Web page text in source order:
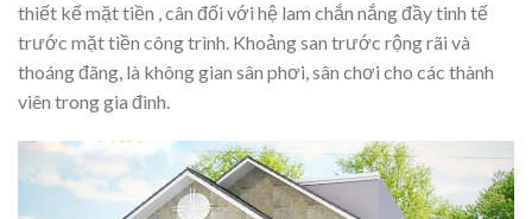
thiết kế mặt tiền , cân đối với hệ lam chắn nắng đầy tinh tế
trước mặt tiền công trình. Khoảng san trước rộng rãi và
thoáng đãng, là không gian sân phơi, sân chơi cho các thành
viên trong gia đình.